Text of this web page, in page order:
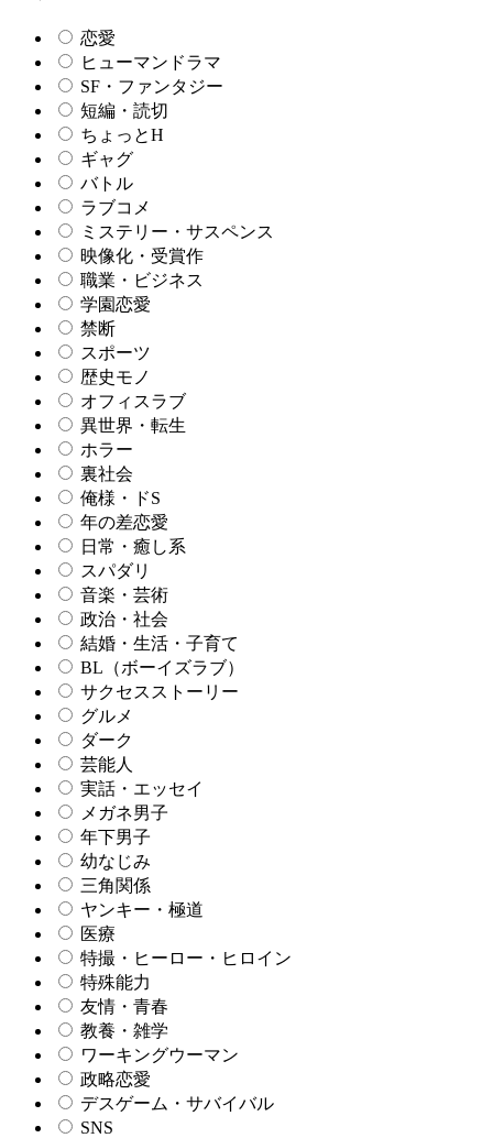
恋愛
ヒューマンドラマ
SF・ファンタジー
短編・読切
ちょっとH
ギャグ
バトル
ラブコメ
ミステリー・サスペンス
映像化・受賞作
職業・ビジネス
学園恋愛
禁断
スポーツ
歴史モノ
オフィスラブ
異世界・転生
ホラー
裏社会
俺様・ドS
年の差恋愛
日常・癒し系
スパダリ
音楽・芸術
政治・社会
結婚・生活・子育て
BL（ボーイズラブ）
サクセスストーリー
グルメ
ダーク
芸能人
実話・エッセイ
メガネ男子
年下男子
幼なじみ
三角関係
ヤンキー・極道
医療
特撮・ヒーロー・ヒロイン
特殊能力
友情・青春
教養・雑学
ワーキングウーマン
政略恋愛
デスゲーム・サバイバル
SNS